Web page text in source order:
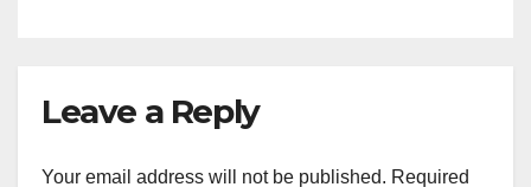
Leave a Reply
Your email address will not be published. Required